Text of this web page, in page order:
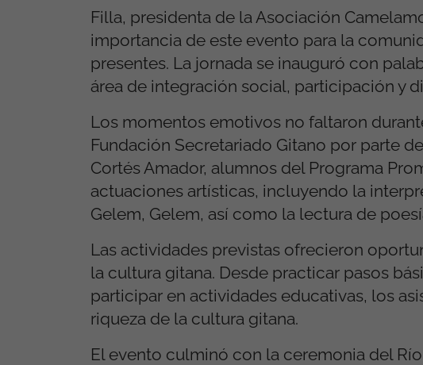
Filla, presidenta de la Asociación
importancia de este evento para la
presentes. La jornada se inauguró con
área de integración social, participación y
Los momentos emotivos no faltaron
Fundación Secretariado Gitano por parte
Cortés Amador, alumnos del Programa
actuaciones artísticas, incluyendo la
Gelem, Gelem, así como la lectura de
Las actividades previstas ofrecieron
la cultura gitana. Desde practicar pasos
participar en actividades educativas, los
riqueza de la cultura gitana.
El evento culminó con la ceremonia del